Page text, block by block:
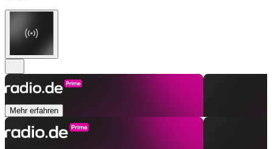
Mehr erfahren